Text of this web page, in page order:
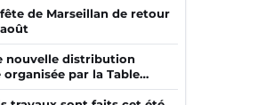
de Marseillan de retour
nouvelle distribution
par la Table